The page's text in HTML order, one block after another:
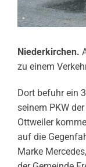
Niederkirchen.
zu einem
Dort befuhr ein
seinem PKW
Ottweiler
auf die
Marke